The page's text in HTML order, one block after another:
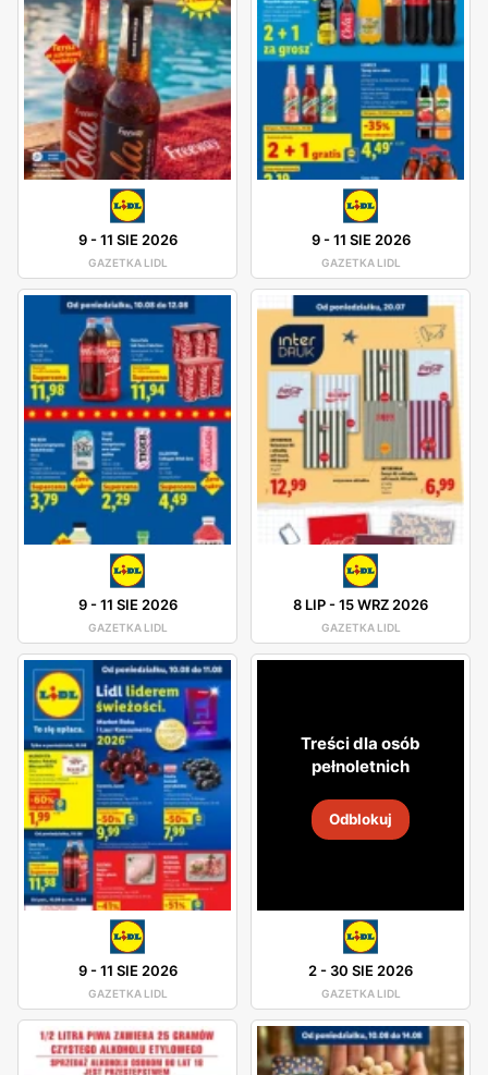
9-11 SIE 2026
GAZETKA LIDL
9-11 SIE 2026
GAZETKA LIDL
9-11 SIE 2026
GAZETKA LIDL
8 LIP-15 WRZ 2026
GAZETKA LIDL
9-11 SIE 2026
GAZETKA LIDL
Treści dla osób
pełnoletnich
Odblokuj
2- 30 SIE 2026
GAZETKA LIDL